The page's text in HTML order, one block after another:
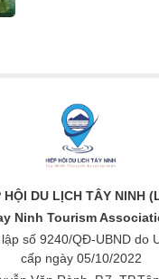
HỘI DU LỊCH TÂY NINH
Ninh Tourism
số 9240/QĐ-UBND do
cấp ngày 05/10/2022